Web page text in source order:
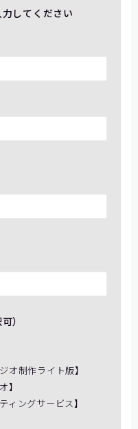
してください
）
オ制作ライト版】
】
ィングサービス】